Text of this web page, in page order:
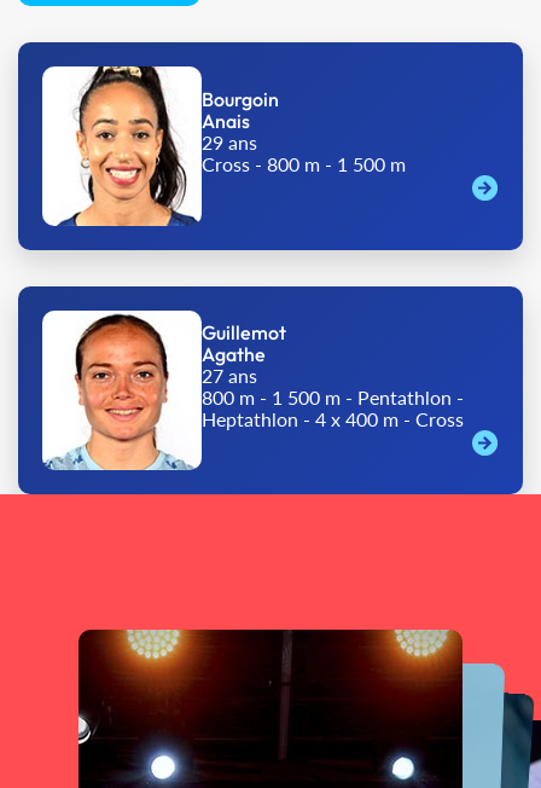
Bourgoin
Anais
29 ans
Cross - 800 m - 1 500 m
Guillemot
Agathe
27 ans
800 m - 1 500 m - Pentathlon -
Heptathlon - 4 x 400 m - Cross